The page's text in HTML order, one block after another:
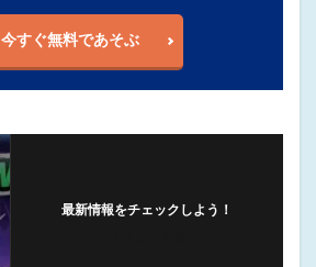
今すぐ無料であそぶ
最新情報をチェックしよう！